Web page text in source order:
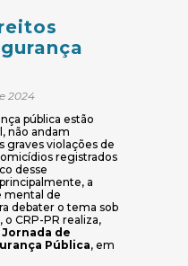
2024
pública estão
não andam
graves violações de
registrados
desse
a
mental de
debater o tema sob
o CRP-PR realiza,
Jornada de
Pública, em